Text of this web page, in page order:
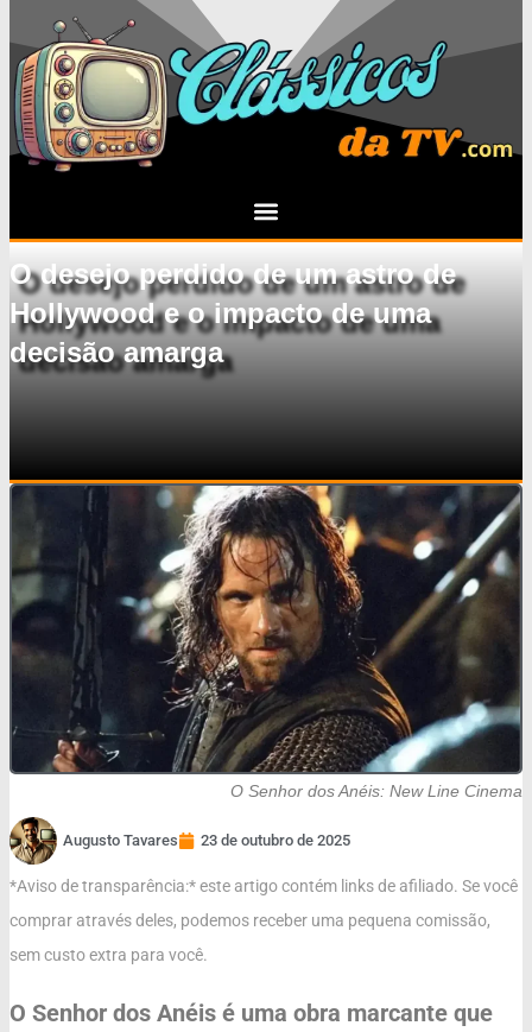
O desejo perdido de um astro de
Hollywood e o impacto de uma
decisão amarga
O Senhor dos Anéis: New Line Cinema
Augusto Tavares 23 de outubro de 2025
*Aviso de transparência:* este artigo contém links de afiliado. Se você
comprar através deles, podemos receber uma pequena comissão,
sem custo extra para você.
O Senhor dos Anéis é uma obra marcante que